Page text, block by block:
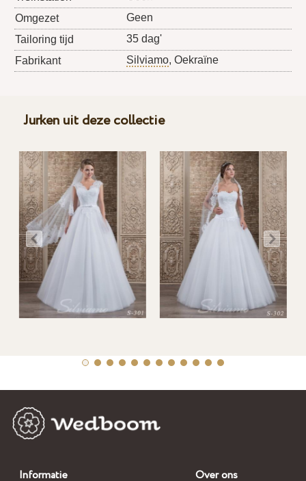
Omgezet
Geen
Tailoring tijd
35 dag'
Fabrikant
Silviamo, Oekraïne
Jurken uit deze collectie
Informatie Over ons